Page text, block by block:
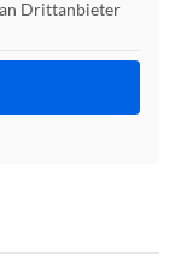
an Drittanbieter